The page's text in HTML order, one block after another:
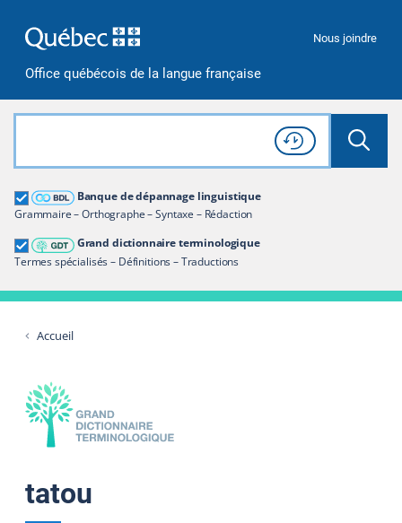
Office québécois de la langue française
Nous joindre
Rechercher dans tout le site
Lancer
Consulter l'
Historique
de recherche
Banque de dépannage linguistique
Grammaire – Orthographe – Syntaxe – Rédaction
Grand dictionnaire terminologique
Termes spécialisés – Définitions – Traductions
Grand dictionnaire terminologique
Restreindre aux termes
Accueil
tatou